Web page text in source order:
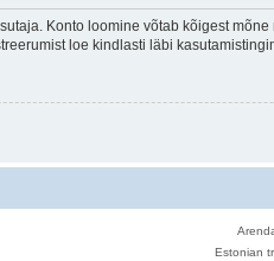
Konto loomine võtab kõigest
loe kindlasti läbi
Estonian